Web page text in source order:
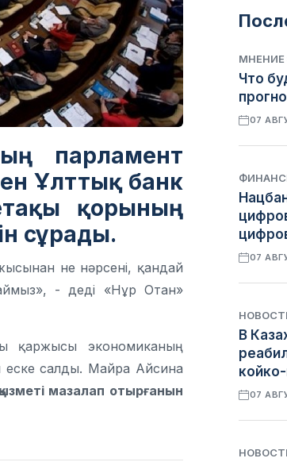
парламент
Ұлттық банк
қорының
сұрады.
не нәрсені, қандай
- деді «Нұр Отан»
қаржысы экономиканың
еске салды. Майра Айсина
мазалап отырғанын
МНЕНИЕ
Что
07
07
В
07